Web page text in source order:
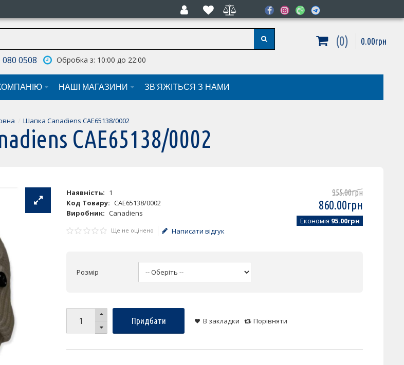
080 0508 Обробка з: 10:00 до 22:00
0 0.00грн
НАШI МАГАЗИНИ ЗВ'ЯЖІТЬСЯ З НАМИ
Шапка Canadiens CAE65138/0002
CAE65138/0002
Наявність: 1
Код Товару: CAE65138/0002
Виробник: Canadiens
955.00грн
860.00грн
Економія 95.00грн
Ще не оцінено Написати відгук
Розмір
Придбати В закладки Порівняти